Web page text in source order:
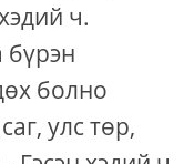
ч.
болно
улс төр,